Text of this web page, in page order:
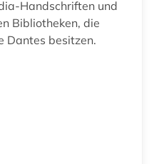
Handschriften und
Bibliotheken, die
Dantes besitzen.